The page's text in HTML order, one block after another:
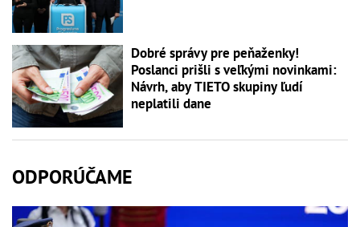
Dobré správy pre peňaženky!
Poslanci prišli s veľkými novinkami:
Návrh, aby TIETO skupiny ľudí
neplatili dane
ODPORÚČAME